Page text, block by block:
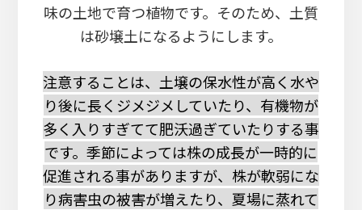
味の土地で育つ植物です。そのため、土質
は砂壌土になるようにします。
注意することは、土壌の保水性が高く水や
り後に長くジメジメしていたり、有機物が
多く入りすぎてて肥沃過ぎていたりする事
です。季節によっては株の成長が一時的に
促進される事がありますが、株が軟弱にな
り病害虫の被害が増えたり、夏場に蒸れて